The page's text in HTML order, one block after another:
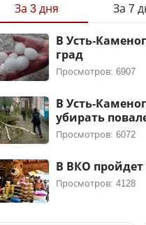
За 3 дня За 7
В Усть-
град
Просмотров: 6907
В Усть-
убирать
Просмотров: 6072
В ВКО
Просмотров: 4128